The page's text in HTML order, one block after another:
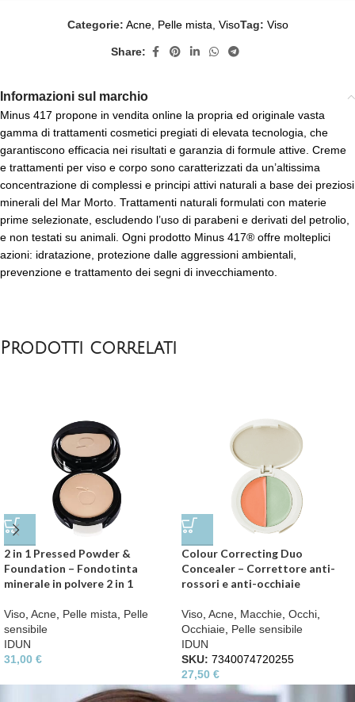
Categorie: Acne, Pelle mista VisoTag: Viso
Share:
Informazioni sul marchio
Minus 417 propone in vendita online la propria ed originale vasta
gamma di trattamenti cosmetici pregiati di elevata tecnologia, che
garantiscono efficacia nei risultati e garanzia di formule attive. Creme
e trattamenti per viso e corpo sono caratterizzati da un’altissima
concentrazione di complessi e principi attivi naturali a base dei preziosi
minerali del Mar Morto. Trattamenti naturali formulati con materie
prime selezionate, escludendo l’uso di parabeni e derivati del petrolio,
e non testati su animali. Ogni prodotto Minus 417® offre molteplici
azioni: idratazione, protezione dalle aggressioni ambientali,
prevenzione e trattamento dei segni di invecchiamento.
Prodotti correlati
2 in 1 Pressed Powder &
Foundation – Fondotinta
minerale in polvere 2 in 1
Viso Acne Pelle mista
Pelle
sensibile
IDUN
31,00 €
Colour Correcting Duo
Concealer – Correttore anti-
rossori e anti-occhiaie
Viso Acne Macchie Occhi
Occhiaie Pelle sensibile
IDUN
SKU: 7340074720255
27,50 €